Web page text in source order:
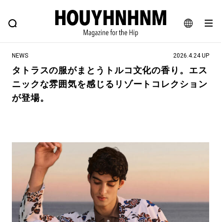
JA
EN
FEATURE BLOG SNAP
ヒップなファッション、カルチャー、ライフスタイルWEBマガジン
#注目のタグ
#NEW VINTAGE #マイナーグッド図鑑
#路地裏てぃーん。 #MONTHLY JOURNAL
#GH 銘品の所以 #フイナムのYouTube
#Commune H #FOCUS IT
#ととけん #FASHION #MUSIC #MOVIE
NEWS 2026.4.24 UP
タトラスの服がまとうトルコ文化の香り。エス
ニックな雰囲気を感じるリゾートコレクション
が登場。